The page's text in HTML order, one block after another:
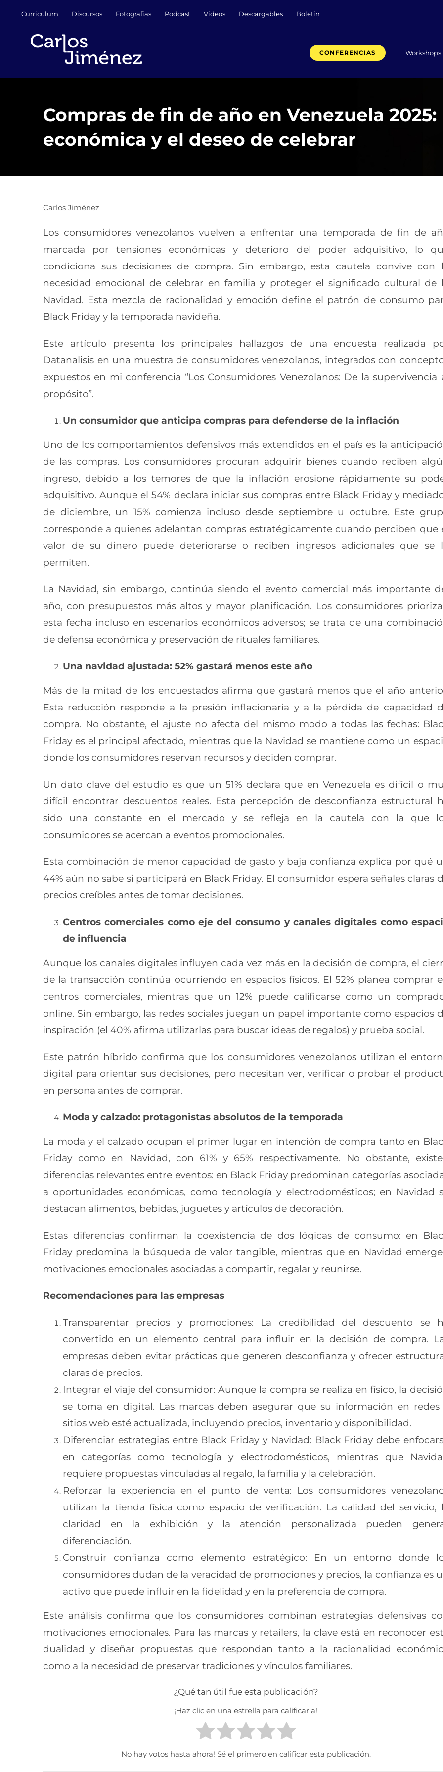
contenido
Curriculum Discursos Fotografías Podcast Vídeos Descargables Boletín
CONFERENCIAS Workshops
Compras de fin de año en Venezuela
económica y el deseo de celebrar
Carlos Jiménez
Los consumidores venezolanos vuelven a enfrentar una temporada de fin de
marcada por tensiones económicas y deterioro del poder adquisitivo, lo
condiciona sus decisiones de compra. Sin embargo, esta cautela convive con
necesidad emocional de celebrar en familia y proteger el significado cultural de
Navidad. Esta mezcla de racionalidad y emoción define el patrón de consumo
Black Friday y la temporada navideña.
Este artículo presenta los principales hallazgos de una encuesta realizada
Datanalisis en una muestra de consumidores venezolanos, integrados con
expuestos en mi conferencia “Los Consumidores Venezolanos: De la supervivencia
propósito”.
Un consumidor que anticipa compras para defenderse de la inflación
Uno de los comportamientos defensivos más extendidos en el país es la
de las compras. Los consumidores procuran adquirir bienes cuando reciben
ingreso, debido a los temores de que la inflación erosione rápidamente su
adquisitivo. Aunque el 54% declara iniciar sus compras entre Black Friday y
de diciembre, un 15% comienza incluso desde septiembre u octubre. Este
corresponde a quienes adelantan compras estratégicamente cuando perciben que
valor de su dinero puede deteriorarse o reciben ingresos adicionales que se
permiten.
La Navidad, sin embargo, continúa siendo el evento comercial más importante
año, con presupuestos más altos y mayor planificación. Los consumidores
esta fecha incluso en escenarios económicos adversos; se trata de una
de defensa económica y preservación de rituales familiares.
Una navidad ajustada: 52% gastará menos este año
Más de la mitad de los encuestados afirma que gastará menos que el año
Esta reducción responde a la presión inflacionaria y a la pérdida de capacidad
compra. No obstante, el ajuste no afecta del mismo modo a todas las fechas:
Friday es el principal afectado, mientras que la Navidad se mantiene como un
donde los consumidores reservan recursos y deciden comprar.
Un dato clave del estudio es que un 51% declara que en Venezuela es difícil o
difícil encontrar descuentos reales. Esta percepción de desconfianza estructural
sido una constante en el mercado y se refleja en la cautela con la que
consumidores se acercan a eventos promocionales.
Esta combinación de menor capacidad de gasto y baja confianza explica por qué
44% aún no sabe si participará en Black Friday. El consumidor espera señales claras
precios creíbles antes de tomar decisiones.
Centros comerciales como eje del consumo y canales digitales como
de influencia
Aunque los canales digitales influyen cada vez más en la decisión de compra, el
de la transacción continúa ocurriendo en espacios físicos. El 52% planea comprar
centros comerciales, mientras que un 12% puede calificarse como un
online. Sin embargo, las redes sociales juegan un papel importante como espacios
inspiración (el 40% afirma utilizarlas para buscar ideas de regalos) y prueba social.
Este patrón híbrido confirma que los consumidores venezolanos utilizan el
digital para orientar sus decisiones, pero necesitan ver, verificar o probar el
en persona antes de comprar.
Moda y calzado: protagonistas absolutos de la temporada
La moda y el calzado ocupan el primer lugar en intención de compra tanto en
Friday como en Navidad, con 61% y 65% respectivamente. No obstante,
diferencias relevantes entre eventos: en Black Friday predominan categorías
a oportunidades económicas, como tecnología y electrodomésticos; en Navidad
destacan alimentos, bebidas, juguetes y artículos de decoración.
Estas diferencias confirman la coexistencia de dos lógicas de consumo: en
Friday predomina la búsqueda de valor tangible, mientras que en Navidad
motivaciones emocionales asociadas a compartir, regalar y reunirse.
Recomendaciones para las empresas
Transparentar precios y promociones: La credibilidad del descuento se
convertido en un elemento central para influir en la decisión de compra.
empresas deben evitar prácticas que generen desconfianza y ofrecer
claras de precios.
Integrar el viaje del consumidor: Aunque la compra se realiza en físico, la
se toma en digital. Las marcas deben asegurar que su información en redes
sitios web esté actualizada, incluyendo precios, inventario y disponibilidad.
Diferenciar estrategias entre Black Friday y Navidad: Black Friday debe
en categorías como tecnología y electrodomésticos, mientras que
requiere propuestas vinculadas al regalo, la familia y la celebración.
Reforzar la experiencia en el punto de venta: Los consumidores
utilizan la tienda física como espacio de verificación. La calidad del servicio,
claridad en la exhibición y la atención personalizada pueden
diferenciación.
Construir confianza como elemento estratégico: En un entorno donde
consumidores dudan de la veracidad de promociones y precios, la confianza es
activo que puede influir en la fidelidad y en la preferencia de compra.
Este análisis confirma que los consumidores combinan estrategias defensivas
motivaciones emocionales. Para las marcas y retailers, la clave está en reconocer
dualidad y diseñar propuestas que respondan tanto a la racionalidad
como a la necesidad de preservar tradiciones y vínculos familiares.
¿Qué tan útil fue esta publicación?
¡Haz clic en una estrella para calificarla!
No hay votos hasta ahora! Sé el primero en calificar esta publicación.